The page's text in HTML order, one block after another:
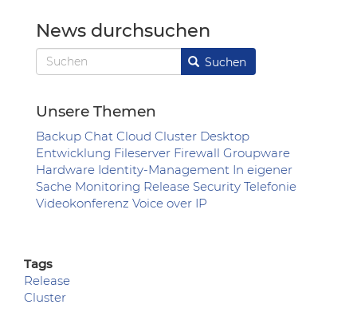
News durchsuchen
Suchen Suchen
Unsere Themen
Backup Chat Cloud Cluster Desktop
Entwicklung Fileserver Firewall Groupware
Hardware Identity-Management In eigener
Sache Monitoring Release Security Telefonie
Videokonferenz Voice over IP
Tags
Release
Cluster